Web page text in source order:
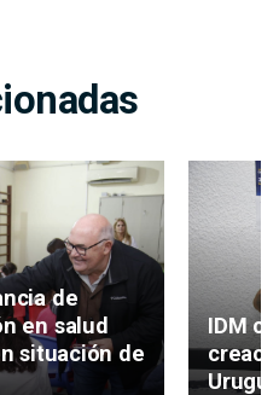
de
en salud
situación de
IDM